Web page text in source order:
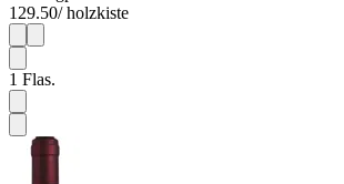
129.50/ holzkiste
1
1 Flas.